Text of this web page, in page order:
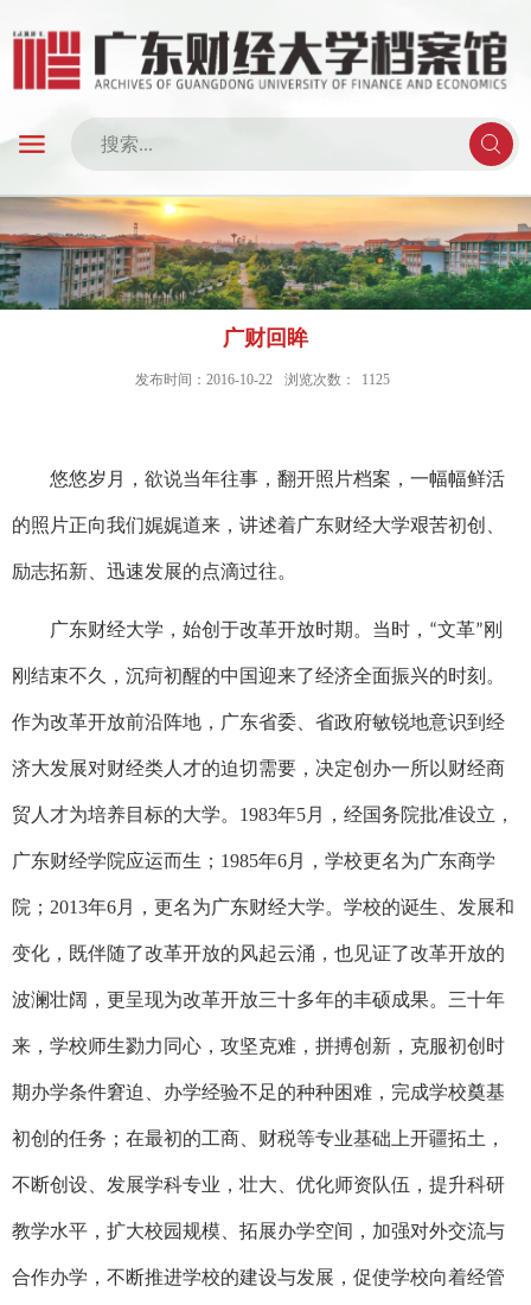
广财回眸
发布时间：2016-10-22 浏览次数： 1125
悠悠岁月，欲说当年往事，翻开照片档案，一幅幅鲜活
的照片正向我们娓娓道来，讲述着广东财经大学艰苦初创、
励志拓新、迅速发展的点滴过往。
广东财经大学，始创于改革开放时期。当时， “文革”刚
刚结束不久，沉疴初醒的中国迎来了经济全面振兴的时刻。
作为改革开放前沿阵地，广东省委、省政府敏锐地意识到经
济大发展对财经类人才的迫切需要，决定创办一所以财经商
贸人才为培养目标的大学。1983年5月，经国务院批准设立，
广东财经学院应运而生；1985年6月，学校更名为广东商学
院；2013年6月，更名为广东财经大学。学校的诞生、发展和
变化，既伴随了改革开放的风起云涌，也见证了改革开放的
波澜壮阔，更呈现为改革开放三十多年的丰硕成果。三十年
来，学校师生勠力同心，攻坚克难，拼搏创新，克服初创时
期办学条件窘迫、办学经验不足的种种困难，完成学校奠基
初创的任务；在最初的工商、财税等专业基础上开疆拓土，
不断创设、发展学科专业，壮大、优化师资队伍，提升科研
教学水平，扩大校园规模、拓展办学空间，加强对外交流与
合作办学，不断推进学校的建设与发展，促使学校向着经管